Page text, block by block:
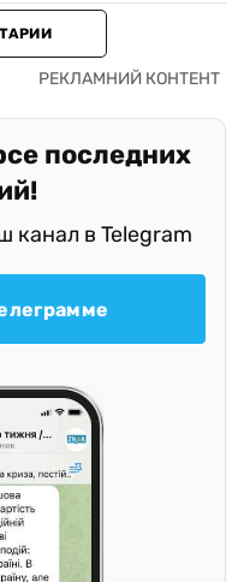
последних
канал в Telegram